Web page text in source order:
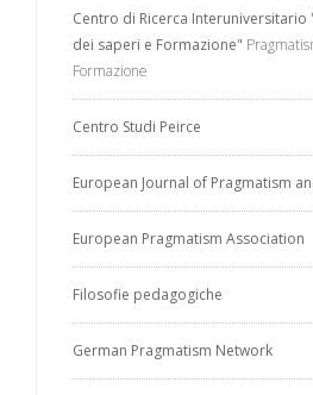
Centro di Ricerca
dei saperi e Formazione"
Formazione
Centro Studi Peirce
European Journal of Pragmatism
European Pragmatism Association
Filosofie pedagogiche
German Pragmatism Network